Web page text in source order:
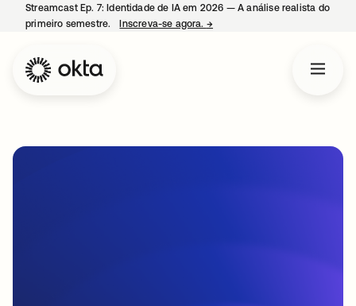
Streamcast Ep. 7: Identidade de IA em 2026 — A análise realista do
primeiro semestre.
Inscreva-se agora. →